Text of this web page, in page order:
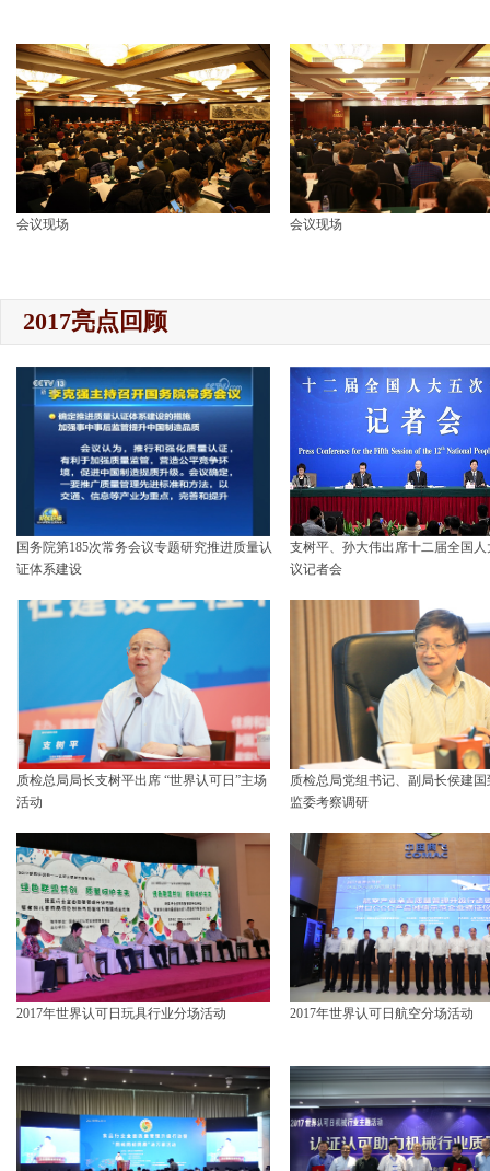
会议现场 会议现场
2017亮点回顾
国务院第185次常务会议专题研究推进质量认
证体系建设
支树平、孙大伟出席十二届全国人
议记者会
质检总局局长支树平出席 “世界认可日”主场
活动
质检总局党组书记、副局长侯建
监委考察调研
2017年世界认可日玩具行业分场活动 2017年世界认可日航空分场活动